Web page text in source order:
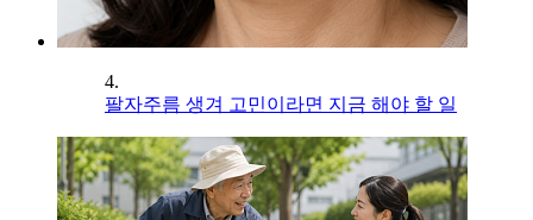
4.
팔자주름 생겨 고민이라면 지금 해야 할 일